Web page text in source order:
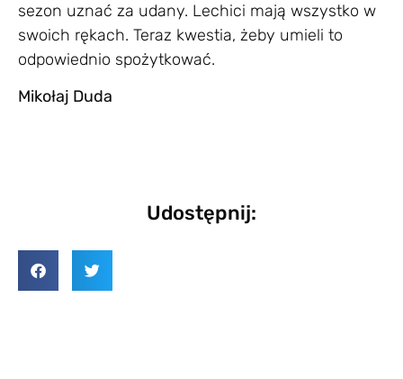
sezon uznać za udany. Lechici mają wszystko w
swoich rękach. Teraz kwestia, żeby umieli to
odpowiednio spożytkować.
Mikołaj Duda
Udostępnij: